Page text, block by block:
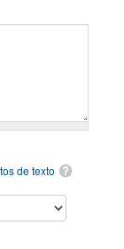
de texto